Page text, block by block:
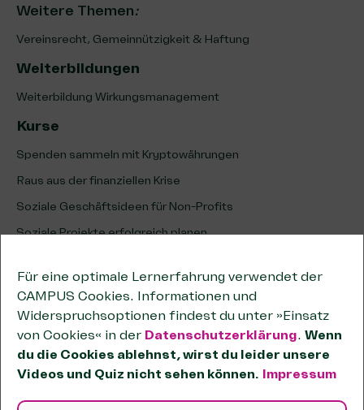
Für eine optimale Lernerfahrung verwendet der
CAMPUS Cookies. Informationen und
Widerspruchsoptionen findest du unter »Einsatz
von Cookies« in der Datenschutzerklärung. Wenn
du die Cookies ablehnst, wirst du leider unsere
Videos und Quiz nicht sehen können. Impressum
Weitere Themen:
Vereinsrecht, Gemeinnützigkeit & Haftung
Weiterbildungen
Weiterbildung Wirkungsmanagement
Kurse
Spenden sammeln mit Kryptowährungen
Raus aus der finanziellen Krise
Soziale Geschäftsideen für Non-Profits
Soziale Projekte erfolgreich planen
Unternehmenskooperationen
Kooperationen wirksam planen
Tipps zum wirtschaftlichen Geschäftsbetrieb
Passende Förderstiftungen finden